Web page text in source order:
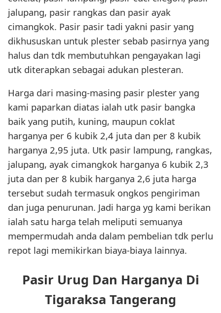
jalupang, pasir rangkas dan pasir ayak
cimangkok. Pasir pasir tadi yakni pasir yang
dikhususkan untuk plester sebab pasirnya yang
halus dan tdk membutuhkan pengayakan lagi
utk diterapkan sebagai adukan plesteran.
Harga dari masing-masing pasir plester yang
kami paparkan diatas ialah utk pasir bangka
baik yang putih, kuning, maupun coklat
harganya per 6 kubik 2,4 juta dan per 8 kubik
harganya 2,95 juta. Utk pasir lampung, rangkas,
jalupang, ayak cimangkok harganya 6 kubik 2,3
juta dan per 8 kubik harganya 2,6 juta harga
tersebut sudah termasuk ongkos pengiriman
dan juga penurunan. Jadi harga yg kami berikan
ialah satu harga telah meliputi semuanya
mempermudah anda dalam pembelian tdk perlu
repot lagi memikirkan biaya-biaya lainnya.
Pasir Urug Dan Harganya Di
Tigaraksa Tangerang